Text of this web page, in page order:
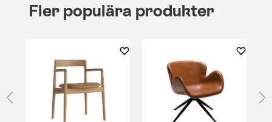
Fler populära produkter